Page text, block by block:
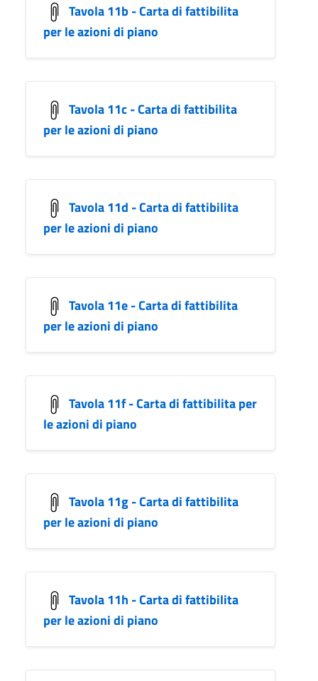
Tavola 11b - Carta di fattibilita
per le azioni di piano
Tavola 11c - Carta di fattibilita
per le azioni di piano
Tavola 11d - Carta di fattibilita
per le azioni di piano
Tavola 11e - Carta di fattibilita
per le azioni di piano
Tavola 11f - Carta di fattibilita per
le azioni di piano
Tavola 11g - Carta di fattibilita
per le azioni di piano
Tavola 11h - Carta di fattibilita
per le azioni di piano